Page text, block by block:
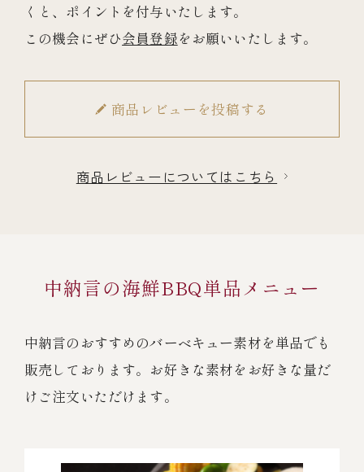
伊勢海老料理一覧
ご利用ガイド
くと、ポイントを付与いたします。
この機会にぜひ会員登録をお願いいたします。
商品レビューを投稿する
商品レビューについてはこちら
中納言の海鮮BBQ単品メニュー
中納言のおすすめのバーベキュー素材を単品でも
販売しております。お好きな素材をお好きな量だ
けご注文いただけます。